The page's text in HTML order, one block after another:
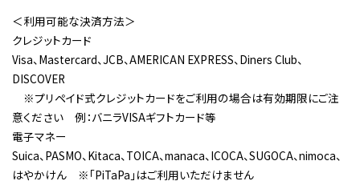
＜利用可能な決済方法＞
クレジットカード
Visa、Mastercard、JCB、AMERICAN EXPRESS、Diners Club、
DISCOVER
※プリペイド式クレジットカードをご利用の場合は有効期限にご注
意ください 例：バニラVISAギフトカード等
電子マネー
Suica、PASMO、Kitaca、TOICA、manaca、ICOCA、SUGOCA、nimoca、
はやかけん ※「PiTaPa」はご利用いただけません